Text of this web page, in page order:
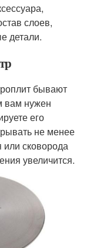
слоев,
детали.
бывают
вам нужен
его
не менее
сковорода
увеличится.